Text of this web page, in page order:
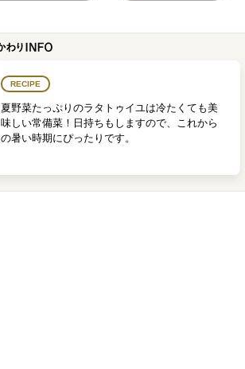
RECIPE
夏野菜たっぷりのラタトゥイユは冷たくても美
味しい常備菜！日持ちもしますので、これから
の暑い時期にぴったりです。